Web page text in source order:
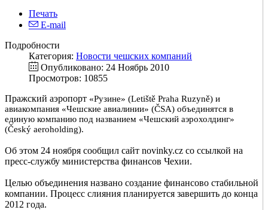
Печать
E-mail
Подробности
Категория: Новости чешских компаний
Опубликовано: 24 Ноябрь 2010
Просмотров: 10855
Пражский аэропорт «Рузине» (Letiště Praha Ruzyně) и
авиакомпания «Чешские авиалинии» (ČSA) объединятся в
единую компанию под названием «Чешский аэрохолдинг»
(Český aeroholding).
Об этом 24 ноября сообщил сайт novinky.cz со ссылкой на
пресс-службу министерства финансов Чехии.
Целью объединения названо создание финансово стабильной
компании. Процесс слияния планируется завершить до конца
2012 года.